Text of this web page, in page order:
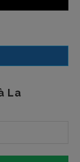
La